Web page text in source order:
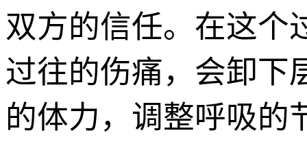
双方的信任。在这个
过往的伤痛，会卸下
的体力，调整呼吸的